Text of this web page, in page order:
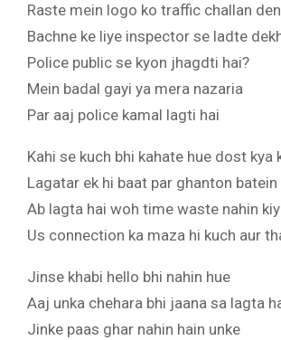
Raste mein logo ko traffic challan
Bachne ke liye inspector se ladte
Police public se kyon jhagdti hai?
Mein badal gayi ya mera nazaria
Par aaj police kamal lagti hai
Kahi se kuch bhi kahate hue dost kya
Lagatar ek hi baat par ghanton batein
Ab lagta hai woh time waste nahin
Us connection ka maza hi kuch aur
Jinse khabi hello bhi nahin hue
Aaj unka chehara bhi jaana sa lagta
Jinke paas ghar nahin hain unke